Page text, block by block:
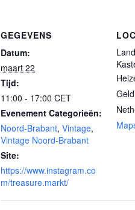
GEGEVENS
Datum:
maart 22
Tijd:
11:00 - 17:00 CET
Evenement Categorieën:
Noord-Brabant, Vintage,
Vintage Noord-Brabant
Site:
https://www.instagram.co
m/treasure.markt/